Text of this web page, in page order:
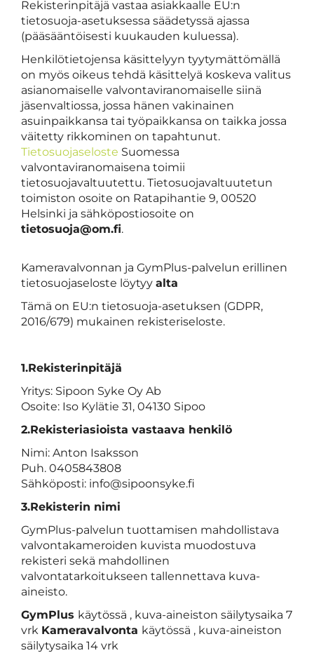
Rekisterinpitäjä vastaa asiakkaalle EU:n
tietosuoja-asetuksessa säädetyssä ajassa
(pääsääntöisesti kuukauden kuluessa).
Henkilötietojensa käsittelyyn tyytymättömällä
on myös oikeus tehdä käsittelyä koskeva valitus
asianomaiselle valvontaviranomaiselle siinä
jäsenvaltiossa, jossa hänen vakinainen
asuinpaikkansa tai työpaikkansa on taikka jossa
väitetty rikkominen on tapahtunut.
Tietosuojaseloste Suomessa
valvontaviranomaisena toimii
tietosuojavaltuutettu. Tietosuojavaltuutetun
toimiston osoite on Ratapihantie 9, 00520
Helsinki ja sähköpostiosoite on
tietosuoja@om.fi.
Kameravalvonnan ja GymPlus-palvelun erillinen
tietosuojaseloste löytyy alta
Tämä on EU:n tietosuoja-asetuksen (GDPR,
2016/679) mukainen rekisteriseloste.
1.Rekisterinpitäjä
Yritys: Sipoon Syke Oy Ab
Osoite: Iso Kylätie 31, 04130 Sipoo
2.Rekisteriasioista vastaava henkilö
Nimi: Anton Isaksson
Puh. 0405843808
Sähköposti: info@sipoonsyke.fi
3.Rekisterin nimi
GymPlus-palvelun tuottamisen mahdollistava
valvontakameroiden kuvista muodostuva
rekisteri sekä mahdollinen
valvontatarkoitukseen tallennettava kuva-
aineisto.
GymPlus käytössä , kuva-aineiston säilytysaika 7
vrk Kameravalvonta käytössä , kuva-aineiston
säilytysaika 14 vrk